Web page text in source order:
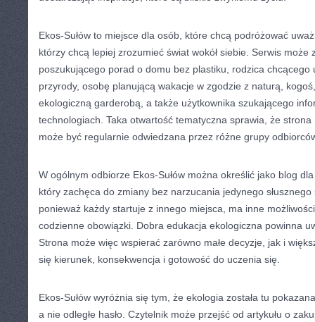
Ekos-Sułów to miejsce dla osób, które chcą podróżować
którzy chcą lepiej zrozumieć świat wokół siebie. Serwis może
poszukującego porad o domu bez plastiku, rodzica chcącego
przyrody, osobę planującą wakacje w zgodzie z naturą,
ekologiczną garderobą, a także użytkownika szukającego
technologiach. Taka otwartość tematyczna sprawia, że
może być regularnie odwiedzana przez różne grupy
W ogólnym odbiorze Ekos-Sułów można określić jako blog
który zachęca do zmiany bez narzucania jedynego
ponieważ każdy startuje z innego miejsca, ma inne
codzienne obowiązki. Dobra edukacja ekologiczna powinna
Strona może więc wspierać zarówno małe decyzje, jak i
się kierunek, konsekwencja i gotowość do uczenia się.
Ekos-Sułów wyróżnia się tym, że ekologia została tu
a nie odległe hasło. Czytelnik może przejść od artykułu o